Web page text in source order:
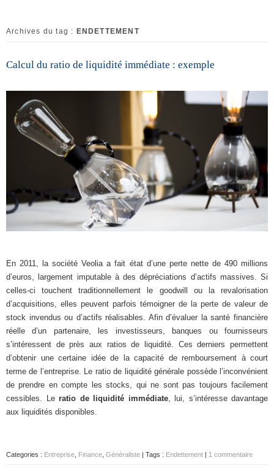
Archives du tag : ENDETTEMENT
Calcul du ratio de liquidité immédiate : exemple
En 2011, la société Veolia a fait état d’une perte nette de 490 millions
d’euros, largement imputable à des dépréciations d’actifs massives. Si
celles-ci touchent traditionnellement le goodwill ou la revalorisation
d’acquisitions, elles peuvent parfois témoigner de la perte de valeur de
stock invendus ou d’actifs réalisables. Afin d’évaluer la santé financière
réelle d’un partenaire, les investisseurs, banques ou fournisseurs
s’intéressent de près aux ratios de liquidité. Ces derniers permettent
d’obtenir une certaine idée de la capacité de remboursement à court
terme de l’entreprise. Le ratio de liquidité générale possède l’inconvénient
de prendre en compte les stocks, qui ne sont pas toujours facilement
cessibles. Le ratio de liquidité immédiate, lui, s’intéresse davantage
aux liquidités disponibles.
Categories : Entreprise Finance Généraliste | Tags : Endettement | 1 commentaire